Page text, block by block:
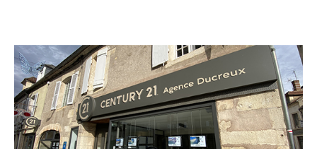
CENTURY 21 Agence Ducreux
2 rue Marié Davy
CLAMECY - 58500